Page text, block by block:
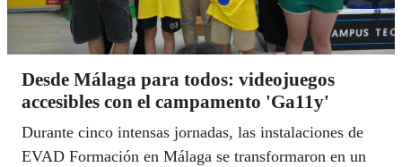
Desde Málaga para todos: videojuegos
accesibles con el campamento 'Ga11y'
Durante cinco intensas jornadas, las instalaciones de
EVAD Formación en Málaga se transformaron en un